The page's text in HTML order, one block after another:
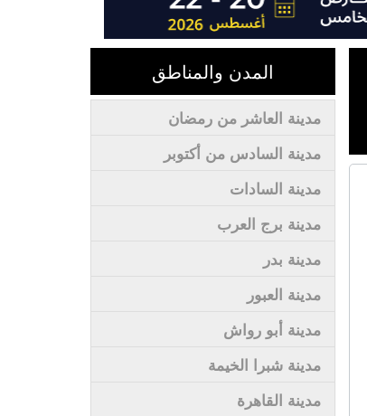
المدن والمناطق
مدينة العاشر من رمضان
مدينة السادس من أكتوبر
مدينة السادات
مدينة برج العرب
مدينة بدر
مدينة العبور
مدينة أبو رواش
مدينة شبرا الخيمة
مدينة القاهرة